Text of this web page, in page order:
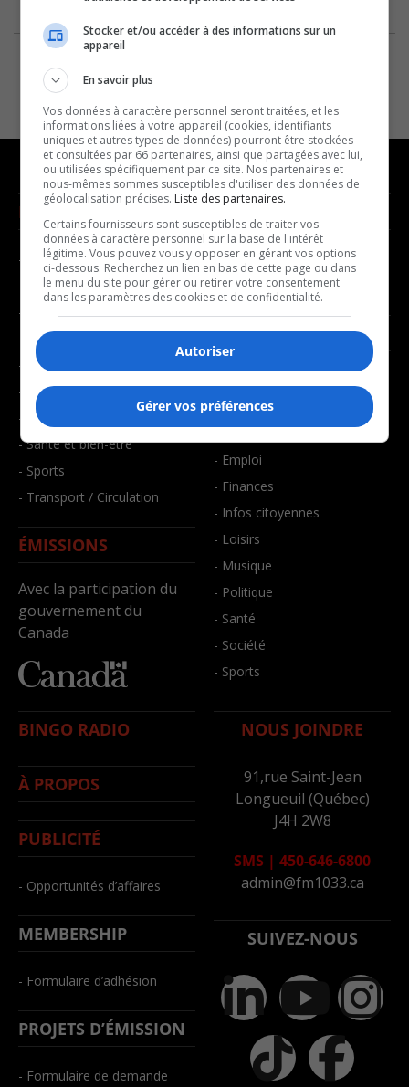
NOUVELLES
- Affaires municipales
- Communauté / Social
- Culture
- Économie
- Éducation
- Environnement
- Faits divers
- Santé et bien-être
- Sports
- Transport / Circulation
ÉMISSIONS
Avec la participation du
gouvernement du
Canada
MUSIQUE
- Décompte franco
- Joué récemment
BALADOS
- Art de vivre
- Emploi
- Finances
- Infos citoyennes
- Loisirs
- Musique
- Politique
- Santé
- Société
- Sports
BINGO RADIO
À PROPOS
PUBLICITÉ
- Opportunités d’affaires
MEMBERSHIP
- Formulaire d’adhésion
PROJETS D’ÉMISSION
- Formulaire de demande
NOUS JOINDRE
91,rue Saint-Jean
Longueuil (Québec)
J4H 2W8
SMS | 450-646-6800
admin@fm1033.ca
SUIVEZ-NOUS
Stocker et/ou accéder à des informations sur un
appareil
En savoir plus
Vos données à caractère personnel seront traitées, et les
informations liées à votre appareil (cookies, identifiants
uniques et autres types de données) pourront être stockées
et consultées par 66 partenaires, ainsi que partagées avec lui,
ou utilisées spécifiquement par ce site. Nos partenaires et
nous-mêmes sommes susceptibles d'utiliser des données de
géolocalisation précises. Liste des partenaires.
Certains fournisseurs sont susceptibles de traiter vos
données à caractère personnel sur la base de l'intérêt
légitime. Vous pouvez vous y opposer en gérant vos options
ci-dessous. Recherchez un lien en bas de cette page ou dans
le menu du site pour gérer ou retirer votre consentement
dans les paramètres des cookies et de confidentialité.
Autoriser
Gérer vos préférences